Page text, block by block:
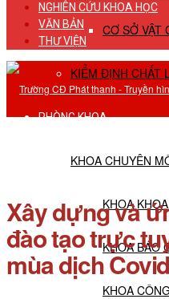
CƠ SỞ VẬT
KIỂM ĐỊNH CHẤT
PHÒNG KHOA
KHOA CHUYÊN
KHOA
KHOA BÁO
KHOA
NGHIÊN CỨU KHOA HỌC
VĂN BẢN
THƯ VIỆN
Xây dựng và
đào tạo trực
mùa dịch